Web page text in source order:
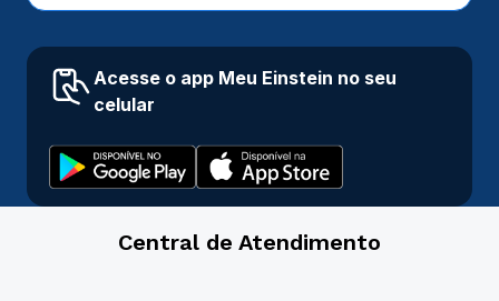
Acesse o app Meu Einstein no seu
celular
Central de Atendimento